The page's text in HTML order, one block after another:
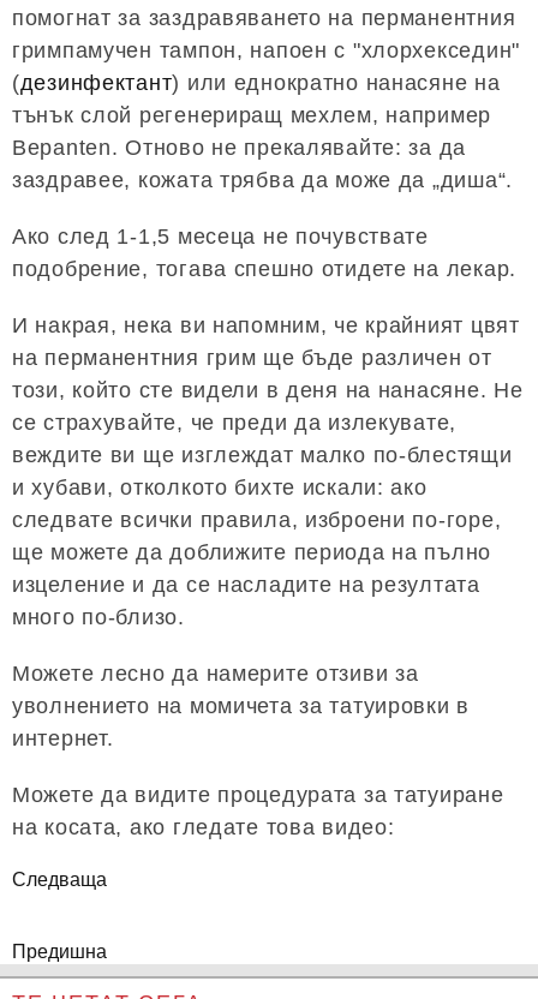
помогнат за заздравяването на перманентния
гримпамучен тампон, напоен с "хлорхекседин"
(дезинфектант) или еднократно нанасяне на
тънък слой регенериращ мехлем, например
Bepanten. Отново не прекалявайте: за да
заздравее, кожата трябва да може да „диша“.
Ако след 1-1,5 месеца не почувствате
подобрение, тогава спешно отидете на лекар.
И накрая, нека ви напомним, че крайният цвят
на перманентния грим ще бъде различен от
този, който сте видели в деня на нанасяне. Не
се страхувайте, че преди да излекувате,
веждите ви ще изглеждат малко по-блестящи
и хубави, отколкото бихте искали: ако
следвате всички правила, изброени по-горе,
ще можете да доближите периода на пълно
изцеление и да се насладите на резултата
много по-близо.
Можете лесно да намерите отзиви за
уволнението на момичета за татуировки в
интернет.
Можете да видите процедурата за татуиране
на косата, ако гледате това видео:
Следваща
Предишна